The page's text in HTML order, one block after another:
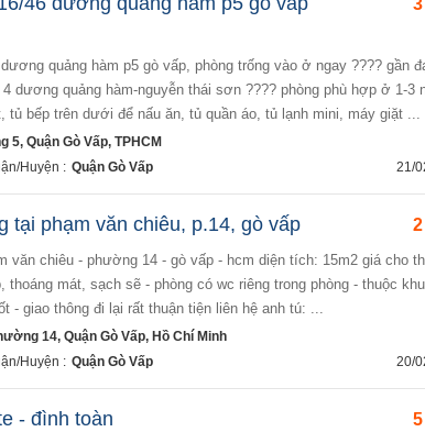
quảng hàm p5 gò vấp, phòng trống vào ở ngay ???? gần
dương quảng hàm-nguyễn thái sơn ???? phòng phù hợp ở 1-3
tủ bếp trên dưới để nấu ăn, tủ quần áo, tủ lạnh mini, máy giặt ...
Quận Gò Vấp, TPHCM
Huyện : Quận Gò Vấp 21/
tại phạm văn chiêu, p.14, gò vấp
thoáng mát, sạch sẽ - phòng có wc riêng trong phòng - thuộc
- giao thông đi lại rất thuận tiện liên hệ anh tú: ...
14, Quận Gò Vấp, Hồ Chí Minh
Huyện : Quận Gò Vấp 20/
- đình toàn